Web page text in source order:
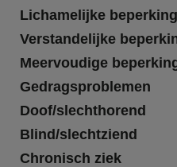
Lichamelijke beperking
Verstandelijke
Meervoudige
Gedragsproblemen
Doof/slechthorend
Blind/slechtziend
Chronisch ziek